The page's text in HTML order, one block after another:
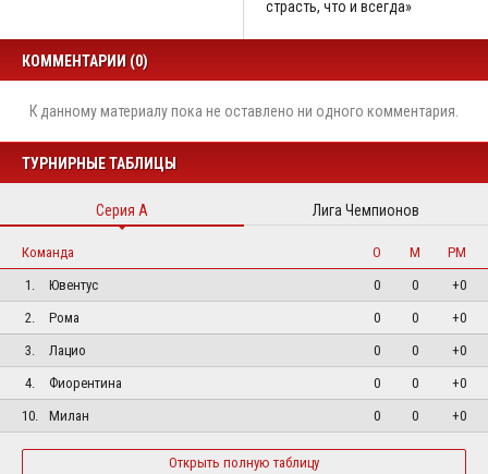
страсть, что и всегда»
КОММЕНТАРИИ (0)
К данному материалу пока не оставлено ни одного комментария.
ТУРНИРНЫЕ ТАБЛИЦЫ
Серия А Лига Чемпионов
Команда О М
РМ
1.
Ювентус 0 0
+0
2.
Рома 0 0
+0
3.
Лацио 0 0
+0
4.
Фиорентина 0 0
+0
10.
Милан 0 0 +0
Открыть полную таблицу